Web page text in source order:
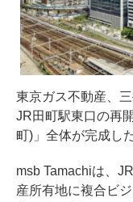
東京ガス不動産、
JR田町駅東口の再
町)」全体が完成し
msb Tamachiは、
産所有地に複合ビ